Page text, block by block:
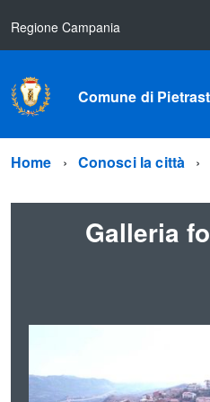
Regione Campania
Comune di
Home Conosci la città
Galleria